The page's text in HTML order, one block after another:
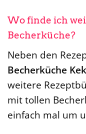
Wo finde ich
Becherküche?
Neben den
Becherküche
weitere
mit tollen
einfach mal um